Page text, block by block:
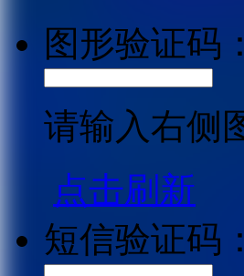
图形验证码：
请输入右侧
点击刷新
短信验证码：